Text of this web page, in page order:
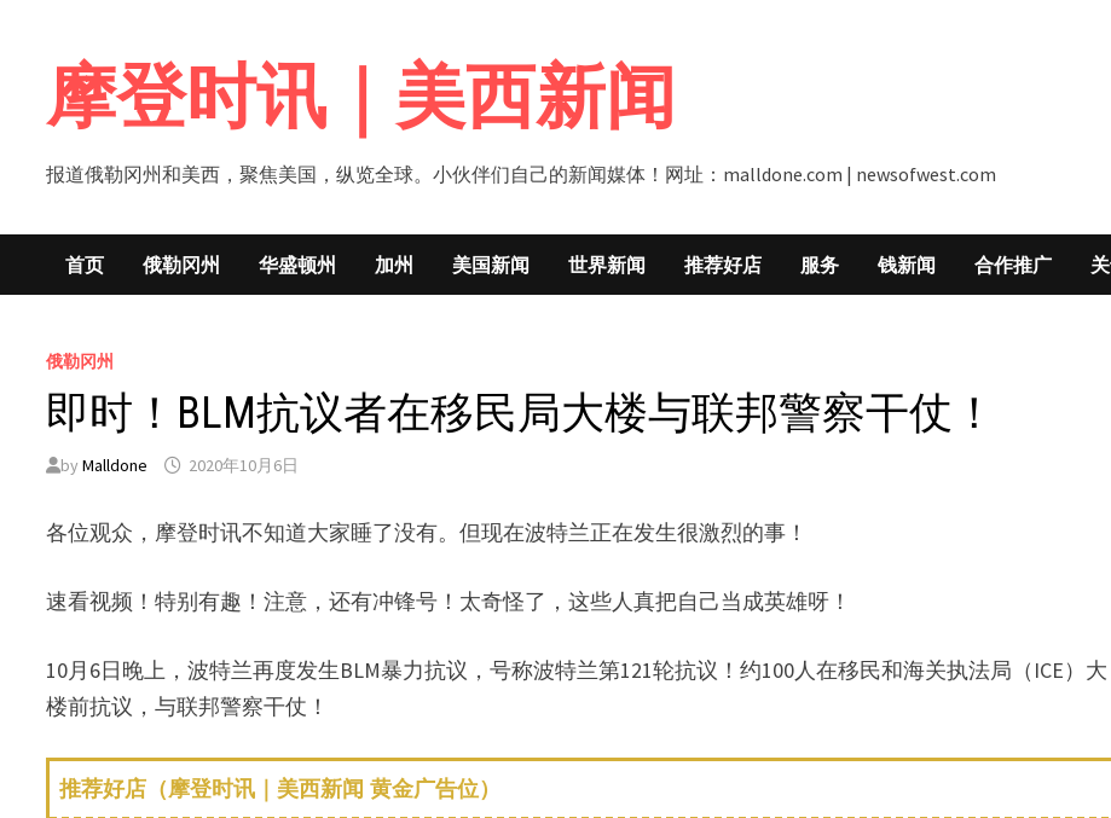
content摩登时讯｜美西新闻
报道俄勒冈州和美西，聚焦美国，纵览全球。小伙伴们自己的新闻媒体！网址：malldone.com | newsofwest.com
首页 俄勒冈州 华盛顿州 加州 美国新闻 世界新闻 推荐好店 服务 钱新闻 合作推广
俄勒冈州
即时！BLM抗议者在移民局大楼与联邦警察干仗！
byMalldone 2020年10月6日
各位观众，摩登时讯不知道大家睡了没有。但现在波特兰正在发生很激烈的事！
速看视频！特别有趣！注意，还有冲锋号！太奇怪了，这些人真把自己当成英雄呀！
10月6日晚上，波特兰再度发生BLM暴力抗议，号称波特兰第121轮抗议！约100人在移民和海关执法局（ICE）大
楼前抗议，与联邦警察干仗！
推荐好店（摩登时讯｜美西新闻 黄金广告位）